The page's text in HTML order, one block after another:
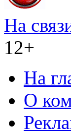
На
12+
На
О